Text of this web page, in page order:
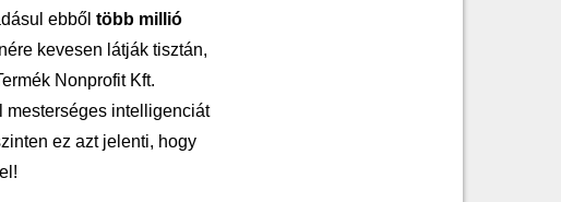
ebből több millió
kevesen látják tisztán,
Nonprofit Kft.
mesterséges intelligenciát
ez azt jelenti, hogy